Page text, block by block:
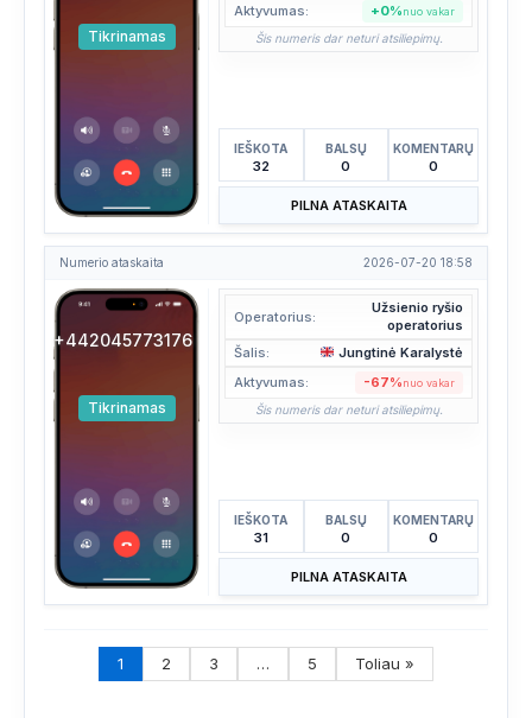
Tikrinamas
Aktyvumas:
+0%nuo vakar
Šis numeris dar neturi atsiliepimų.
IEŠKOTA
32
BALSŲ
0
KOMENTARŲ
0
PILNA ATASKAITA
Numerio ataskaita 2026-07-20 18:58
+442045773176
Tikrinamas
Operatorius:
Užsienio ryšio
operatorius
Šalis:
Jungtinė Karalystė
Aktyvumas:
-67%nuo vakar
Šis numeris dar neturi atsiliepimų.
IEŠKOTA
31
BALSŲ
0
KOMENTARŲ
0
PILNA ATASKAITA
1 2 3 … 5 Toliau »